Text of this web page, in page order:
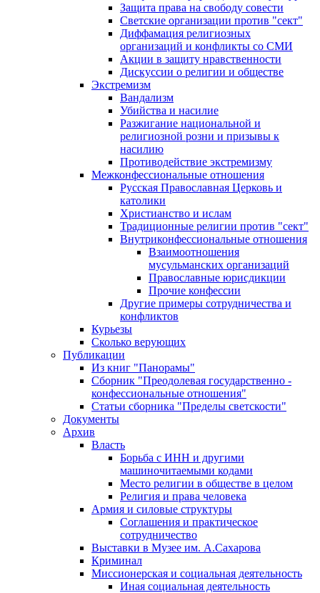
Защита права на свободу совести
Светские организации против "сект"
Диффамация религиозных
организаций и конфликты со СМИ
Акции в защиту нравственности
Дискуссии о религии и обществе
Экстремизм
Вандализм
Убийства и насилие
Разжигание национальной и
религиозной розни и призывы к
насилию
Противодействие экстремизму
Межконфессиональные отношения
Русская Православная Церковь и
католики
Христианство и ислам
Традиционные религии против "сект"
Внутриконфессиональные отношения
Взаимоотношения
мусульманских организаций
Православные юрисдикции
Прочие конфессии
Другие примеры сотрудничества и
конфликтов
Курьезы
Сколько верующих
Публикации
Из книг "Панорамы"
Сборник "Преодолевая государственно -
конфессиональные отношения"
Статьи сборника "Пределы светскости"
Документы
Архив
Власть
Борьба с ИНН и другими
машиночитаемыми кодами
Место религии в обществе в целом
Религия и права человека
Армия и силовые структуры
Соглашения и практическое
сотрудничество
Выставки в Музее им. А.Сахарова
Криминал
Миссионерская и социальная деятельность
Иная социальная деятельность